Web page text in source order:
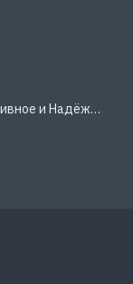
ProgressTyT Насосы для Воды – Эффективное и Надёжное Решение для Дома и Бизнеса